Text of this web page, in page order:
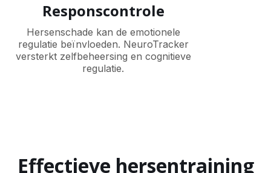
Responscontrole
Hersenschade kan de emotionele
regulatie beïnvloeden. NeuroTracker
versterkt zelfbeheersing en cognitieve
regulatie.
Effectieve hersentraining